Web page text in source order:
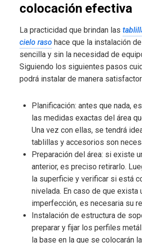
colocación efectiva
La practicidad que brindan las
cielo raso hace que la instalación
sencilla y sin la necesidad de
Siguiendo los siguientes pasos
podrá instalar de manera
Planificación: antes que nada,
las medidas exactas del área
Una vez con ellas, se tendrá
tablillas y accesorios son
Preparación del área: si existe
anterior, es preciso retirarlo.
la superficie y verificar si está
nivelada. En caso de que exista
imperfección, es necesaria su
Instalación de estructura de
preparar y fijar los perfiles
la base en la que se colocarán